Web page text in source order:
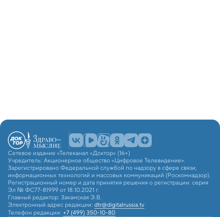
Сетевое издание «Телеканал «Доктор» (16+)
Учредитель: Акционерное общество «Цифровое Телевидение».
Зарегистрировано Федеральной службой по надзору в сфере связи,
информационных технологий и массовых коммуникаций (Роскомнадзор).
Регистрационный номер и дата принятия решения о регистрации: серия
Эл № ФС77-81999 от 18.10.2021 г.
Главный редактор: Закамская Э.В.
Электронный адрес редакции: dtr@digitalrussia.tv
Телефон редакции: +7 (499) 350-10-80